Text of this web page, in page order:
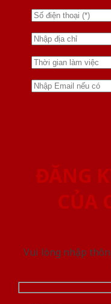
ĐĂNG
CỦA
Vui lòng nhập